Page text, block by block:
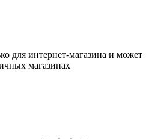
для интернет-магазина и может
магазинах